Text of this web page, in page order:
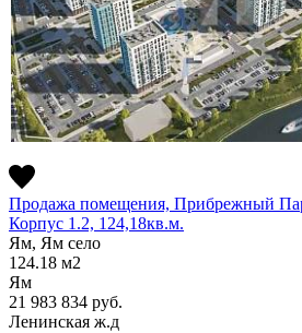
Продажа помещения, Прибрежный
Корпус 1.2, 124,18кв.м.
Ям, Ям село
124.18 м2
Ям
21 983 834 руб.
Ленинская ж.д